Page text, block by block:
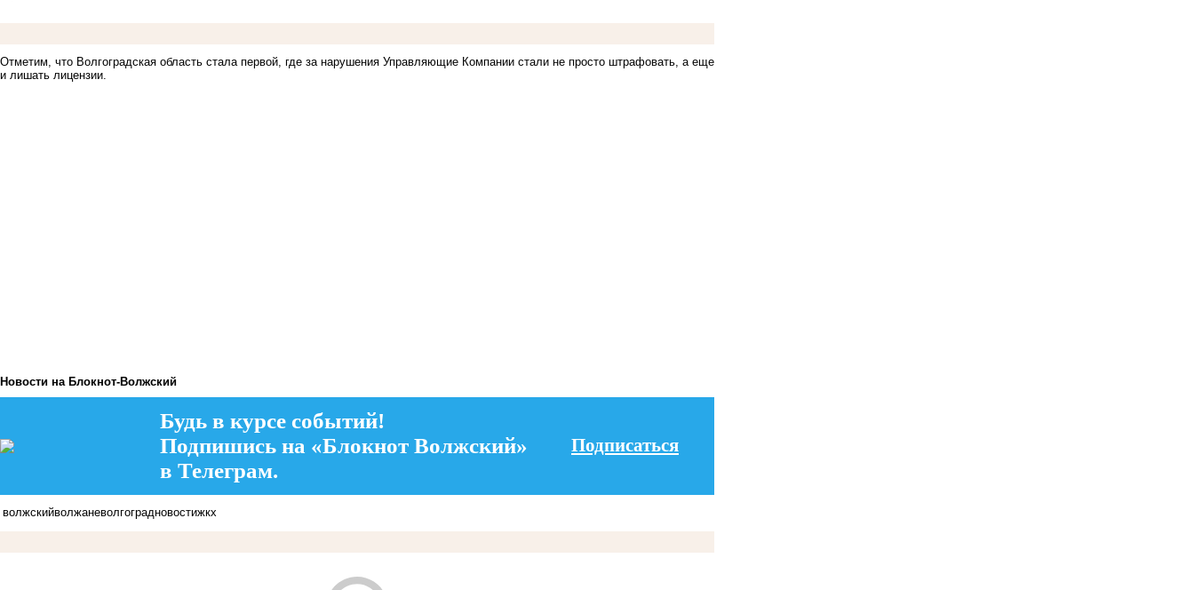
Отметим, что Волгоградская область стала первой, где за нарушения Управляющие Компании стали не просто штрафовать, а еще
и лишать лицензии.
Новости на Блoкнoт-Волжский
Будь в курсе событий!
Подпишись на «Блокнот Волжский»
в Телеграм.
Подписаться
волжскийволжаневолгоградновостижкх